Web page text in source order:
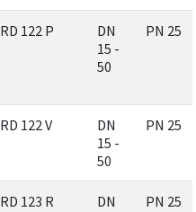
RD 122 P
DN
15 -
50
PN 25
RD 122 V
DN
15 -
50
PN 25
RD 123 R
DN
PN 25